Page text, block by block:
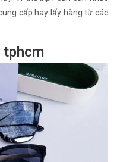
cấp hay lấy hàng từ các
tphcm